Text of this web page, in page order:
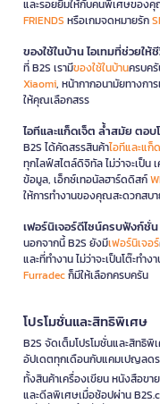
และรอยยิ้มให้กับคนพิเศษของคุ
FRIENDS หรือเกมจดหมายรัก
ของใช้ในบ้าน ไอเทมที่ช่วยใ
ที่ B2S เรามีของใช้ในบ้านครบครั
Xiaomi, หน้ากากอนามัยทางกา
ให้คุณเลือกสรร
ไอทีและแก็ดเจ็ต ล้ำสมัย ตอ
B2S ได้คัดสรรสินค้าไอทีและแก็
ทุกไลฟ์สไตล์ดิจิทัล ไม่ว่าจะเป็น
ข้อมูล, เอ็กซ์เทอนัลฮาร์ดดิสก์
ให้การทำงานของคุณสะดวกสบ
เฟอร์นิเจอร์ดีไซน์ครบฟังก์ชั่น
นอกจากนี้ B2S ยังมีเฟอร์นิเจอร์
และที่ทำงาน ไม่ว่าจะเป็นโต๊ะทำ
Furradecก็มีให้เลือกครบครัน
โปรโมชั่นและสิทธิพิเศษ
B2S จัดเต็มโปรโมชั่นและสิทธิ
อัปเดตทุกเดือนกับแคมเปญลดร
ทั้งสินค้าเครื่องเขียน หนังสือข
และดีลพิเศษเมื่อช้อปผ่าน